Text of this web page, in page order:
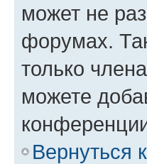
может не
форумах.
только
можете
Вернуться